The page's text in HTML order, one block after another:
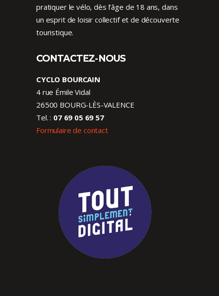
pratiquer le vélo, dès l’âge de 18 ans, dans
un esprit de loisir collectif et de découverte
touristique.
CONTACTEZ-NOUS
CYCLO BOURCAIN
4 rue Émile Vidal
26500 BOURG-LÈS-VALENCE
Tel. : 07 69 05 69 57
Formulaire de contact